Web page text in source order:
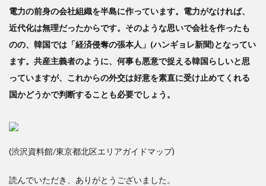
電力の前身の会社組織を半島に作っています。電力がなければ、
近代化は無理だったからです。そのような思いで会社を作ったも
のの、韓国では「経済侵奪の張本人」(ハンギョレ新聞)となってい
ます。共産主義者のように、何事も悪意で捉える韓国らしいと思
っていますが、これからの外交は好意を素直に受け止めてくれる
国かどうかで判断することも必要でしょう。
(渋沢資料館/東京都北区エリアガイドマップ)
読んでいただき、ありがとうございました。